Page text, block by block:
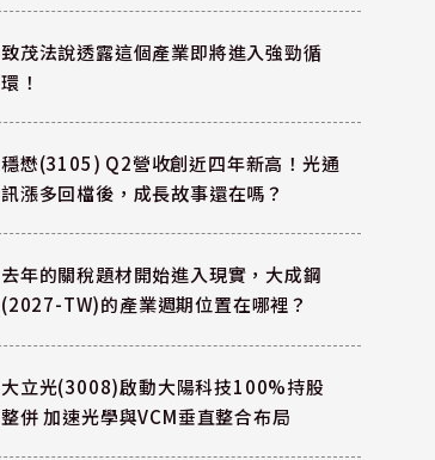
致茂法說透露這個產業即將進入強勁循
環！
穩懋(3105) Q2營收創近四年新高！光通
訊漲多回檔後，成長故事還在嗎？
去年的關稅題材開始進入現實，大成鋼
(2027-TW)的產業週期位置在哪裡？
大立光(3008)啟動大陽科技100%持股
整併 加速光學與VCM垂直整合布局